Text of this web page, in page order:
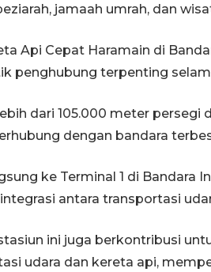
jamaah umrah, dan
Api Cepat Haramain di
penghubung terpenting
dari 105.000 meter persegi
dengan bandara
ke Terminal 1 di Bandara
antara transportasi
ini juga berkontribusi
udara dan kereta api,